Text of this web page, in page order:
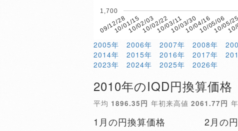
09/12/2810/01/1510/02/0310/02/2210/03/1110/03/3010/04/1610/05/06
10/05/
1,700
2005年 2006年 2007年 2008年
2014年
2015年 2016年 2017年
2023年
2024年 2025年 2026年
2010年のIQD円換算価格
平均 1896.35円 年初来高値 2061.77円
1月の円換算価格 2月の